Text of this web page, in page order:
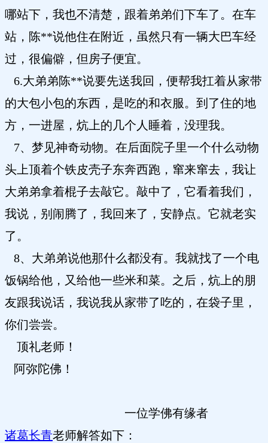
哪站下，我也不清楚，跟着弟弟们下车了。在车
站，陈**说他住在附近，虽然只有一辆大巴车经
过，很偏僻，但房子便宜。
6.大弟弟陈**说要先送我回，便帮我扛着从家带
的大包小包的东西，是吃的和衣服。到了住的地
方，一进屋，炕上的几个人睡着，没理我。
7、梦见神奇动物。在后面院子里一个什么动物
头上顶着个铁皮壳子东奔西跑，窜来窜去，我让
大弟弟拿着棍子去敲它。敲中了，它看着我们，
我说，别闹腾了，我回来了，安静点。它就老实
了。
8、大弟弟说他那什么都没有。我就找了一个电
饭锅给他，又给他一些米和菜。之后，炕上的朋
友跟我说话，我说我从家带了吃的，在袋子里，
你们尝尝。
顶礼老师！
阿弥陀佛！
一位学佛有缘者
诸葛长青老师解答如下：